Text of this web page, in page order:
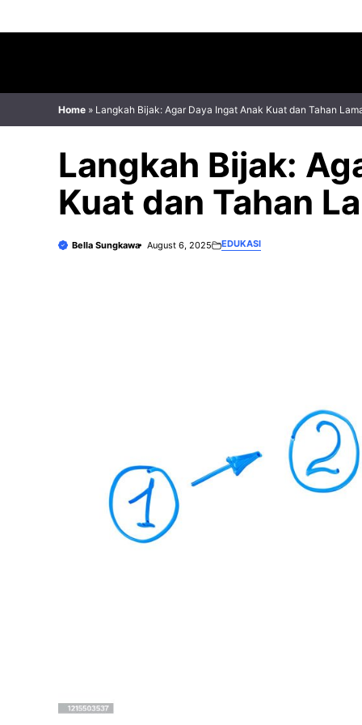
to
Home » Langkah Bijak: Agar Daya Ingat Anak Kuat dan Tahan
Langkah Bijak:
Kuat dan Tahan
Bella Sungkawa August 6, 2025 EDUKASI